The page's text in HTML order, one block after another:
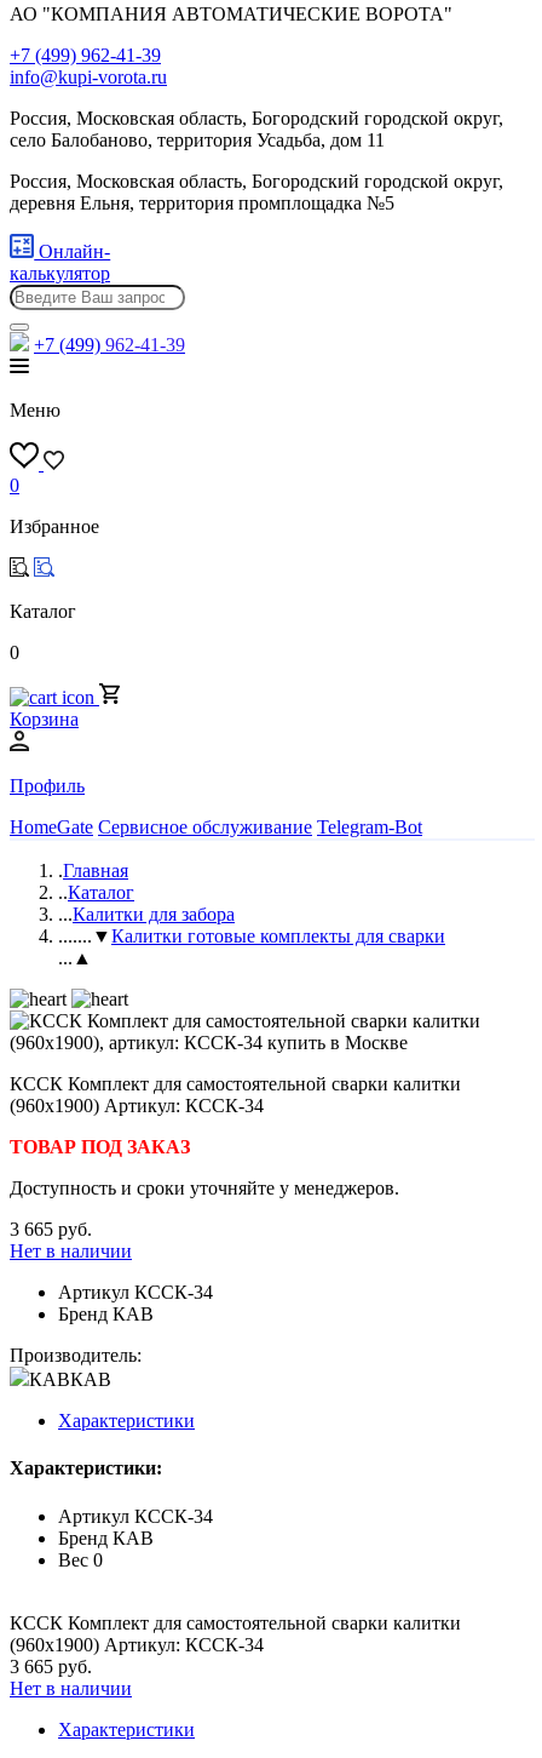
АО "КОМПАНИЯ АВТОМАТИЧЕСКИЕ ВОРОТА"
+7 (499) 962-41-39
info@kupi-vorota.ru
Россия, Московская область, Богородский городской округ,
село Балобаново, территория Усадьба, дом 11
Россия, Московская область, Богородский городской округ,
деревня Ельня, территория промплощадка №5
Онлайн-
калькулятор
+7 (499) 962-41-39
Меню
0
Избранное
Каталог
0
Корзина
Профиль
HomeGate Сервисное обслуживание Telegram-Bot
.Главная
..Каталог
...Калитки для забора
.......▼Калитки готовые комплекты для сварки
...▲
КССК Комплект для самостоятельной сварки калитки
(960х1900) Артикул: КССК-34
ТОВАР ПОД ЗАКАЗ
Доступность и сроки уточняйте у менеджеров.
3 665 руб.
Нет в наличии
Артикул КССК-34
Бренд КАВ
Производитель:
КАВКАВ
Характеристики
Характеристики:
Артикул КССК-34
Бренд КАВ
Вес 0
КССК Комплект для самостоятельной сварки калитки
(960х1900) Артикул: КССК-34
3 665 руб.
Нет в наличии
Характеристики